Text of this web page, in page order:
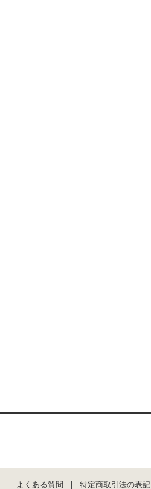
よくある質問 特定商取引法の表記